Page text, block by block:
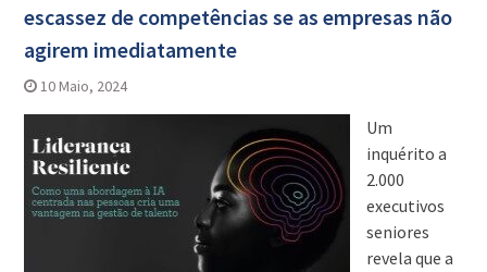
escassez de competências se as empresas não
agirem imediatamente
10 Maio, 2024
Um
inquérito a
2.000
executivos
seniores
revela que a